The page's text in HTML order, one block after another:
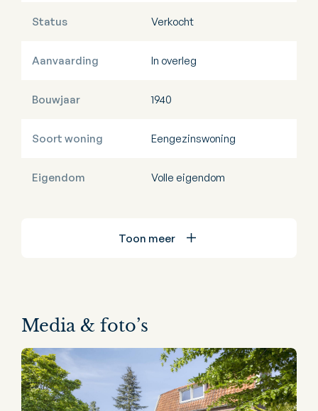
Status Verkocht
Aanvaarding In overleg
Bouwjaar 1940
Soort woning Eengezinswoning
Eigendom Volle eigendom
Toon meer
Media & foto’s